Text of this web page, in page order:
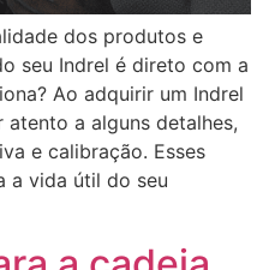
dos produtos e
seu Indrel é direto com a
Ao adquirir um Indrel
a alguns detalhes,
e calibração. Esses
a vida útil do seu